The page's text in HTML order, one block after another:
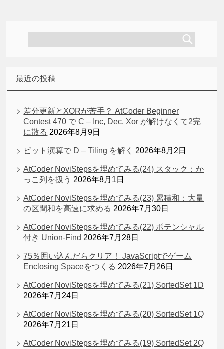
最近の投稿
差分更新とXORが苦手？ AtCoder Beginner
Contest 470 で C – Inc, Dec, Xor が解けなくて2完
に散る 2026年8月9日
ビット演算で D – Tiling を解く 2026年8月2日
AtCoder NoviStepsを埋めてみる(24) スタック：か
っこ列を扱う 2026年8月1日
AtCoder NoviStepsを埋めてみる(23) 累積和：大量
の区間和を高速に求める 2026年7月30日
AtCoder NoviStepsを埋めてみる(22) ポテンシャル
付き Union-Find 2026年7月28日
75％囲い込んだらクリア！ JavaScriptでゲーム
Enclosing Spaceをつくる 2026年7月26日
AtCoder NoviStepsを埋めてみる(21) SortedSet 1D
2026年7月24日
AtCoder NoviStepsを埋めてみる(20) SortedSet 1Q
2026年7月21日
AtCoder NoviStepsを埋めてみる(19) SortedSet 2Q